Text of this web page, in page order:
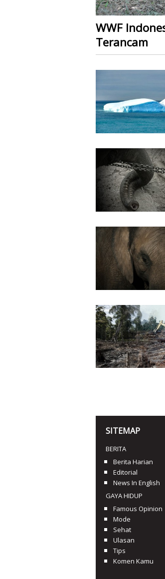
WWF
Terancam
SITEMAP
BERITA
Berita Harian
Editorial
News In English
GAYA HIDUP
Famous Opinion
Mode
Sehat
Ulasan
Tips
Komen Kamu